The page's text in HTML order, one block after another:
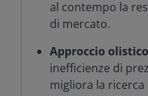
al contempo la
di mercato.
Approccio
inefficienze di
migliora la